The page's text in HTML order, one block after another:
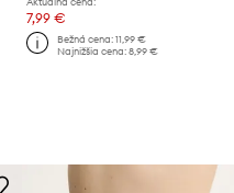
7,99 €
Bežná cena: 11,99 €
Najnižšia cena: 8,99 €